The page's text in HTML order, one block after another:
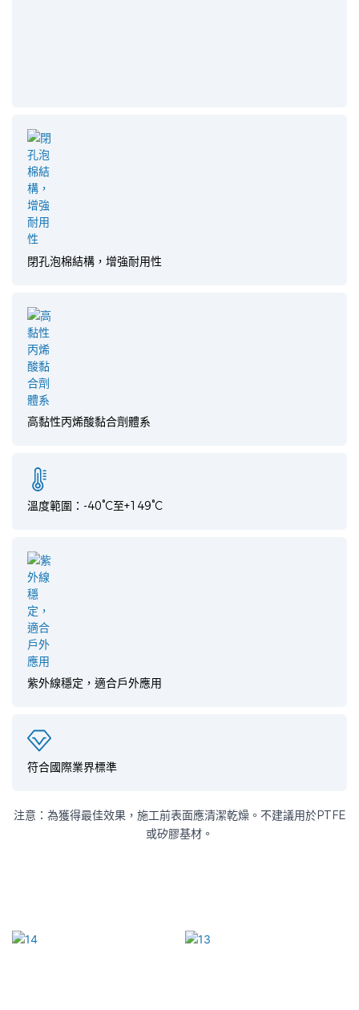
閉孔泡棉結構，增強耐用性
高黏性丙烯酸黏合劑體系
溫度範圍：-40°C至+149°C
紫外線穩定，適合戶外應用
符合國際業界標準
注意：為獲得最佳效果，施工前表面應清潔乾燥。不建議用於PTFE
或矽膠基材。